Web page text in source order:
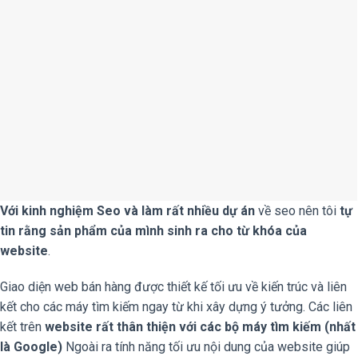
Với kinh nghiệm Seo và làm rất nhiều dự án về seo nên tôi tự
tin rằng sản phẩm của mình sinh ra cho từ khóa của
website.
Giao diện web bán hàng được thiết kế tối ưu về kiến trúc và liên
kết cho các máy tìm kiếm ngay từ khi xây dựng ý tưởng. Các liên
kết trên website rất thân thiện với các bộ máy tìm kiếm (nhất
là Google) Ngoài ra tính năng tối ưu nội dung của website giúp